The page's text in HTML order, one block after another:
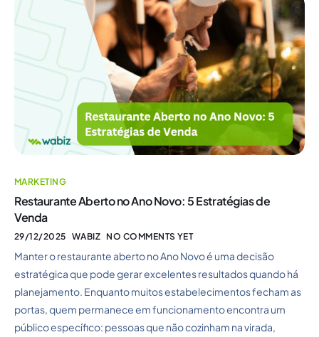
MARKETING
Restaurante Aberto no Ano Novo: 5 Estratégias de
Venda
29/12/2025 WABIZ NO COMMENTS YET
Manter o restaurante aberto no Ano Novo é uma decisão
estratégica que pode gerar excelentes resultados quando há
planejamento. Enquanto muitos estabelecimentos fecham as
portas, quem permanece em funcionamento encontra um
público específico: pessoas que não cozinham na virada,